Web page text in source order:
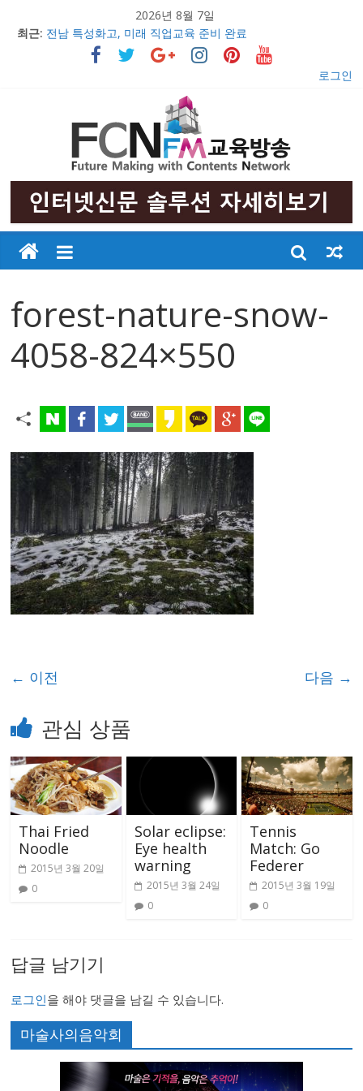
2026년 8월 7일
최근: 전남 특성화고, 미래 직업교육 준비 완료
의정부문화원, 창작무용극 ‘불멸의 영웅 안중근’ 초연 발표
충남 특성화고 학생들 취업률 해마다 증가
2017 교육감배 시·군대항 초·중 구간마라톤대회 성황리 개최
우리 아이들의 행복한 미래만들기
로그인
forest-nature-snow-
4058-824×550
← 이전 다음 →
관심 상품
Thai Fried
Noodle
2015년 3월 20일
0
Solar eclipse:
Eye health
warning
2015년 3월 24일
0
Tennis
Match: Go
Federer
2015년 3월 19일
0
답글 남기기
로그인을 해야 댓글을 남길 수 있습니다.
마술사의음악회